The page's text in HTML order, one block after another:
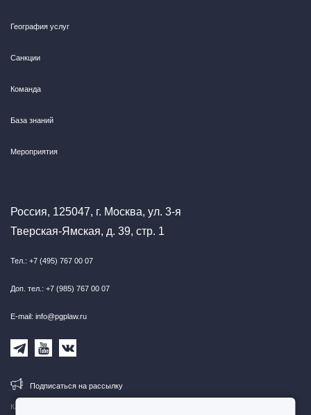
Карта сайта
География услуг
Санкции
Команда
База знаний
Мероприятия
Россия, 125047, г. Москва, ул. 3-я
Тверская-Ямская, д. 39, стр. 1
Тел.: +7 (495) 767 00 07
Доп. тел.: +7 (985) 767 00 07
E-mail: info@pgplaw.ru
Подписаться на рассылку